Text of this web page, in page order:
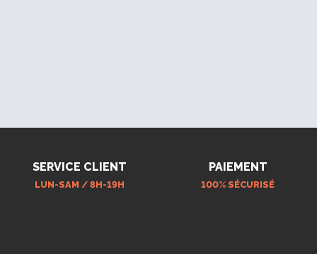
SERVICE CLIENT
LUN-SAM / 8H-19H
PAIEMENT
100% SÉCURISÉ